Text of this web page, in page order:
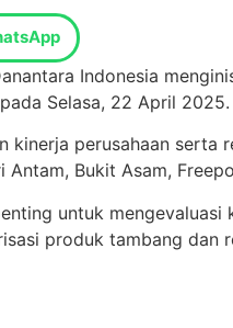
Indonesia
Selasa, 22 April 2025.
perusahaan
Bukit Asam,
untuk
produk tambang dan